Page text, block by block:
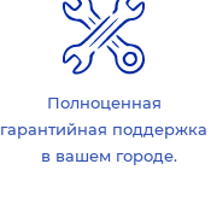
Полноценная
гарантийная поддержка
в вашем городе.